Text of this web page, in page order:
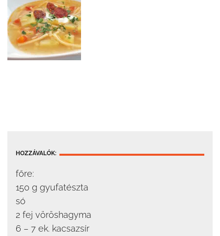
HOZZÁVALÓK:
főre:
150 g gyufatészta
só
2 fej vöröshagyma
6 – 7 ek. kacsazsír